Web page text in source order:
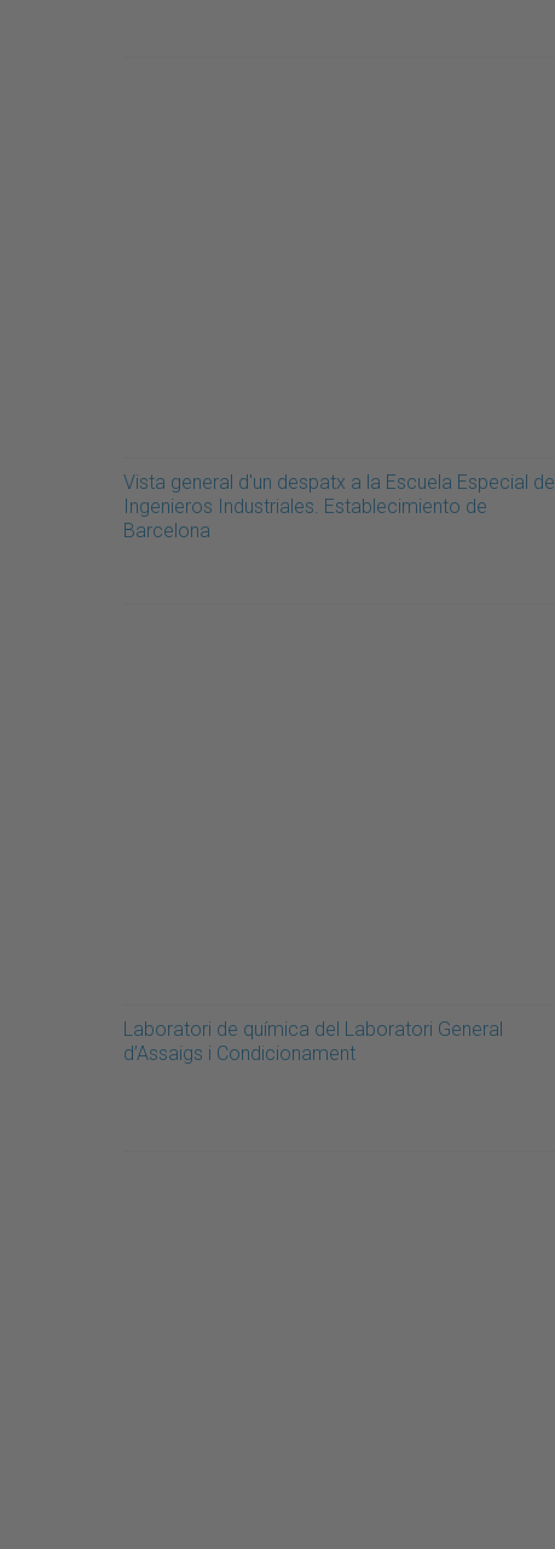
Vista general d'un despatx a la Escuela Especial de
Ingenieros Industriales. Establecimiento de
Barcelona
Laboratori de química del Laboratori General
d’Assaigs i Condicionament